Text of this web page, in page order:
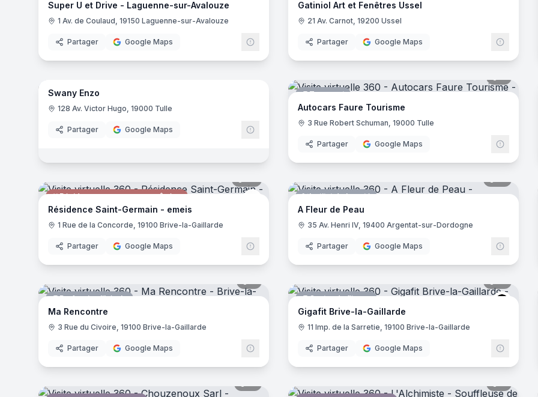
Super U et Drive - Laguenne-sur-Avalouze
1 Av. de Coulaud, 19150 Laguenne-sur-Avalouze
Partager Google Maps
Gatiniol Art et Fenêtres Ussel
21 Av. Carnot, 19200 Ussel
Partager Google Maps
Magasin de vêtements
7panoramas
Swany Enzo
128 Av. Victor Hugo, 19000 Tulle
Partager Google Maps
Transport
Autocars Faure Tourisme
3 Rue Robert Schuman, 19000 Tulle
Partager Google Maps
Résidence pour personnes âgées emeis
Résidence Saint-Germain - emeis
1 Rue de la Concorde, 19100 Brive-la-Gaillarde
Partager Google Maps
Institut de beauté
A Fleur de Peau
35 Av. Henri IV, 19400 Argentat-sur-Dordogne
Partager Google Maps
Profession libérale
Ma Rencontre
3 Rue du Civoire, 19100 Brive-la-Gaillarde
Partager Google Maps
Centre de fitness Gigafit
Gigafit Brive-la-Gaillarde
11 Imp. de la Sarretie, 19100 Brive-la-Gaillarde
Partager Google Maps